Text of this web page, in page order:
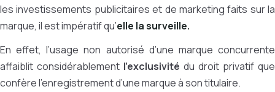
les investissements publicitaires et de marketing faits sur la
marque, il est impératif qu’elle la surveille.
En effet, l’usage non autorisé d’une marque concurrente
affaiblit considérablement l’exclusivité du droit privatif que
confère l’enregistrement d’une marque à son titulaire.